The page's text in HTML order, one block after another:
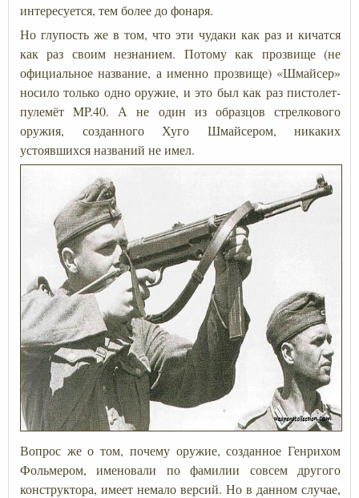
интересуется, тем более до фонаря.
Но глупость же в том, что эти чудаки как раз и кичатся
как раз своим незнанием. Потому как прозвище (не
официальное название, а именно прозвище) «Шмайсер»
носило только одно оружие, и это был как раз пистолет-
пулемёт MP.40. А не один из образцов стрелкового
оружия, созданного Хуго Шмайсером, никаких
устоявшихся названий не имел.
Вопрос же о том, почему оружие, созданное Генрихом
Фольмером, именовали по фамилии совсем другого
конструктора, имеет немало версий. Но в данном случае,